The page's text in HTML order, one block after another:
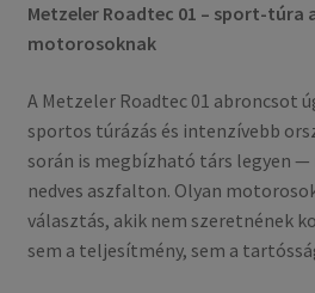
Metzeler Roadtec 01 – sport-túra
motorosoknak
A Metzeler Roadtec 01 abroncsot
sportos túrázás és intenzívebb
során is megbízható társ legyen —
nedves aszfalton. Olyan
választás, akik nem szeretnének
sem a teljesítmény, sem a